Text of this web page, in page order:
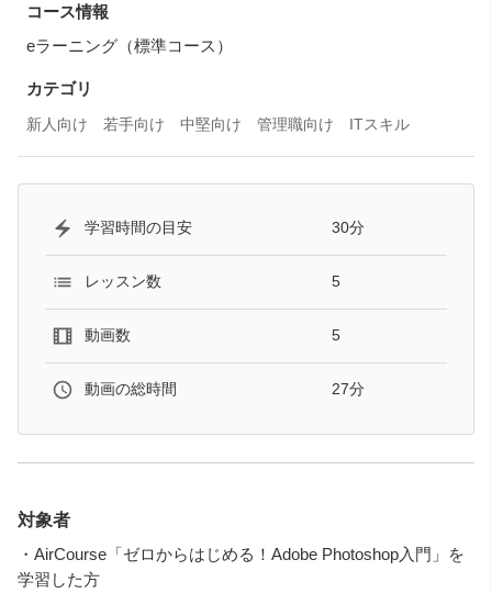
コース情報
eラーニング（標準コース）
カテゴリ
新人向け 若手向け 中堅向け 管理職向け ITスキル
学習時間の目安 30分
レッスン数 5
動画数 5
動画の総時間 27分
対象者
・AirCourse「ゼロからはじめる！Adobe Photoshop入門」を
学習した方